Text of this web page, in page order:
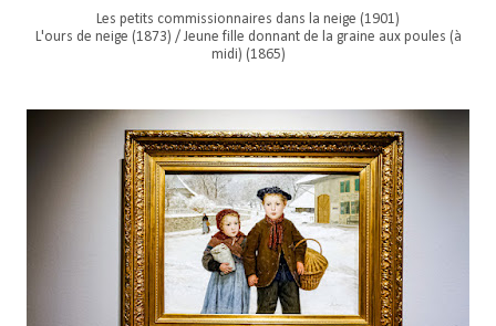
Les petits commissionnaires dans la neige (1901)
L'ours de neige (1873) / Jeune fille donnant de la graine aux poules (à
midi) (1865)